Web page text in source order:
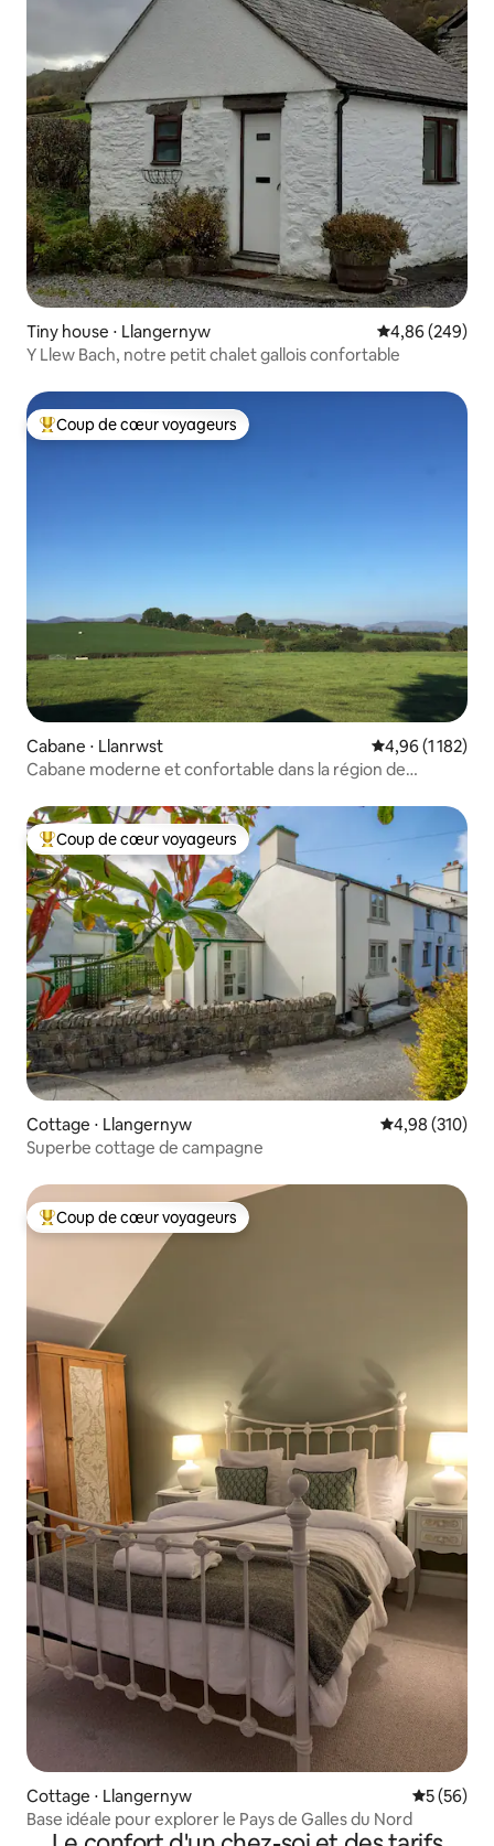
Tiny house ⋅ Llangernyw Évaluation
4,86 (249)
Y Llew Bach, notre petit chalet gallois confortable
Coups de cœur voyageurs les plus appréciés
Coup de cœur voyageurs
Cabane ⋅ Llanrwst Évaluation
4,96 (1 182)
Cabane moderne et confortable dans la région de
Coups de cœur voyageurs les plus appréciés
Coup de cœur voyageurs
Cottage ⋅ Llangernyw Évaluation
4,98 (310)
Superbe cottage de campagne
Coups de cœur voyageurs les plus appréciés
Coup de cœur voyageurs
Cottage ⋅ Llangernyw
5 (56)
Base idéale pour explorer le Pays de Galles du Nord